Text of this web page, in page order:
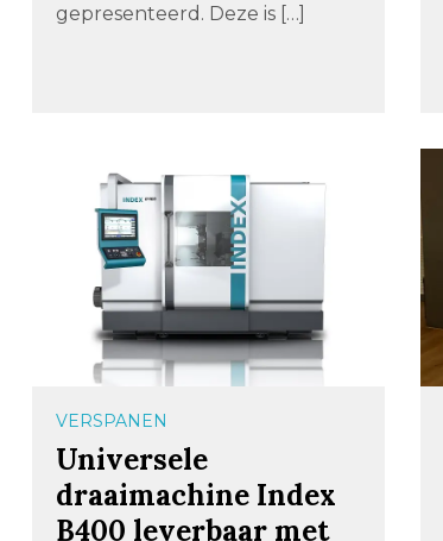
gepresenteerd. Deze is […]
VERSPANEN
Universele
draaimachine Index
B400 leverbaar met